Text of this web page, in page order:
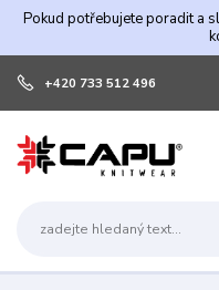
Pokud potřebujete poradit a
+420 733 512 496